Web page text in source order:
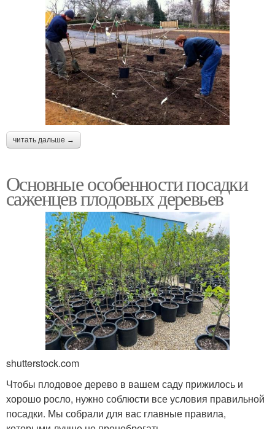
читать дальше →
Основные особенности посадки
саженцев плодовых деревьев
shutterstock.com
Чтобы плодовое дерево в вашем саду прижилось и
хорошо росло, нужно соблюсти все условия правильной
посадки. Мы собрали для вас главные правила,